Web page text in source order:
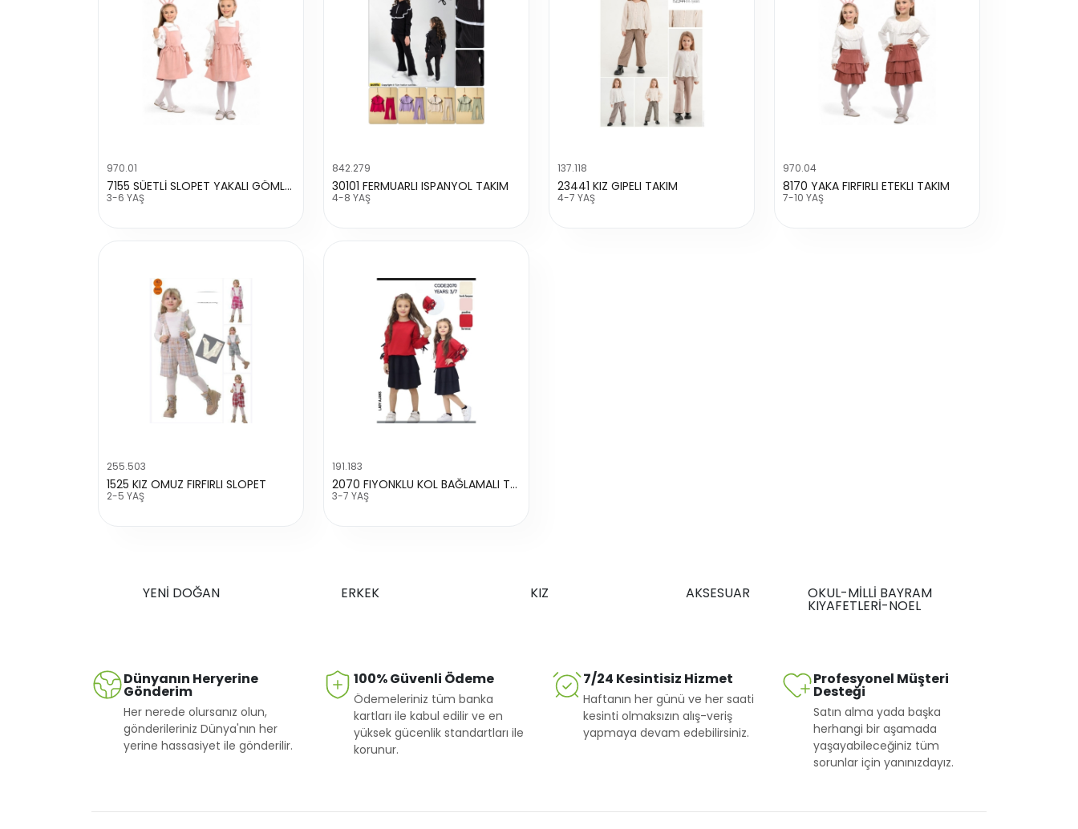
970.01
7155 SÜETLİ SLOPET YAKALI GÖMLEKLI
3-6 YAŞ
842.279
30101 FERMUARLI ISPANYOL TAKIM
4-8 YAŞ
137.118
23441 KIZ GIPELI TAKIM
4-7 YAŞ
970.04
8170 YAKA FIRFIRLI ETEKLI TAKIM
7-10 YAŞ
255.503
1525 KIZ OMUZ FIRFIRLI SLOPET
2-5 YAŞ
191.183
2070 FIYONKLU KOL BAĞLAMALI TAKIM
3-7 YAŞ
YENİ DOĞAN ERKEK KIZ AKSESUAR OKUL-MİLLİ BAYRAM
KIYAFETLERİ-NOEL
Dünyanın Heryerine
Gönderim
Her nerede olursanız olun,
gönderileriniz Dünya'nın her
yerine hassasiyet ile gönderilir.
100% Güvenli Ödeme
Ödemeleriniz tüm banka
kartları ile kabul edilir ve en
yüksek gücenlik standartları ile
korunur.
7/24 Kesintisiz Hizmet
Haftanın her günü ve her saati
kesinti olmaksızın alış-veriş
yapmaya devam edebilirsiniz.
Profesyonel Müşteri
Desteği
Satın alma yada başka
herhangi bir aşamada
yaşayabileceğiniz tüm
sorunlar için yanınızdayız.